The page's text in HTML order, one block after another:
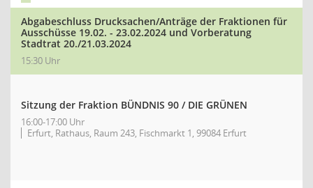
Abgabeschluss Drucksachen/Anträge der Fraktionen für
Ausschüsse 19.02. - 23.02.2024 und Vorberatung
Stadtrat 20./21.03.2024
15:30 Uhr
Sitzung der Fraktion BÜNDNIS 90 / DIE GRÜNEN
16:00-17:00 Uhr
Erfurt, Rathaus, Raum 243, Fischmarkt 1, 99084 Erfurt